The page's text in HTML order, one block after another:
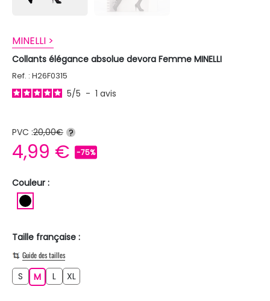
MINELLI >
Collants élégance absolue devora Femme MINELLI
Ref. : H26F0315
5/5 - 1 avis
PVC :20,00€ ?
4,99 € -75%
Couleur :
Taille française :
Guide des tailles
S MM L XL